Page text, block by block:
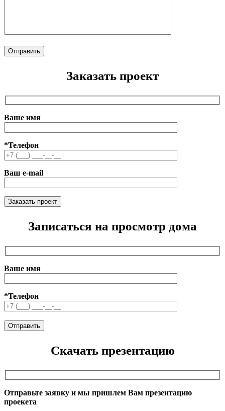
Заказать проект
Ваше имя
*Телефон
Ваш e-mail
Записаться на просмотр дома
Ваше имя
*Телефон
Скачать презентацию
Отправьте заявку и мы пришлем Вам презентацию
проекета